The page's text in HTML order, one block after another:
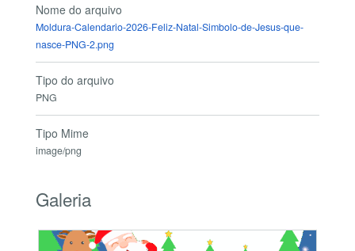
Nome do arquivo
Moldura-Calendario-2026-Feliz-Natal-Simbolo-de-Jesus-que-
nasce-PNG-2.png
Tipo do arquivo
PNG
Tipo Mime
image/png
Galeria